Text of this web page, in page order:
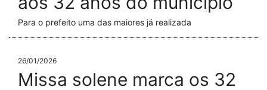
Para o prefeito uma das maiores já realizada
26/01/2026
Missa solene marca os 32